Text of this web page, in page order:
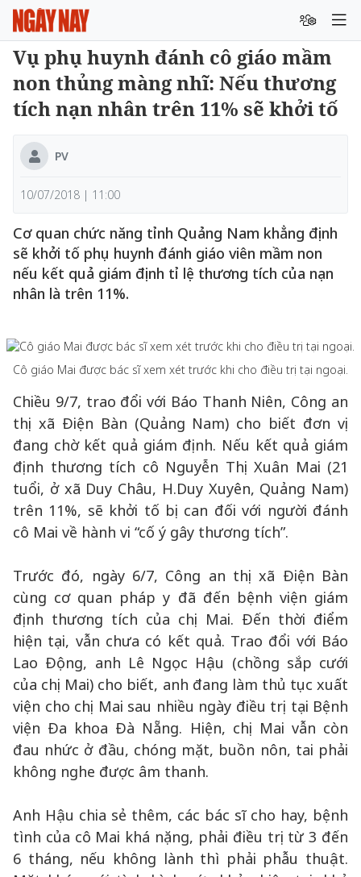
Vụ phụ huynh đánh cô giáo mầm
non thủng màng nhĩ: Nếu thương
tích nạn nhân trên 11% sẽ khởi tố
PV
10/07/2018 | 11:00
Cơ quan chức năng tỉnh Quảng Nam khẳng định
sẽ khởi tố phụ huynh đánh giáo viên mầm non
nếu kết quả giám định tỉ lệ thương tích của nạn
nhân là trên 11%.
Cô giáo Mai được bác sĩ xem xét trước khi cho điều trị tại ngoại.
Chiều 9/7, trao đổi với Báo Thanh Niên, Công an
thị xã Điện Bàn (Quảng Nam) cho biết đơn vị
đang chờ kết quả giám định. Nếu kết quả giám
định thương tích cô Nguyễn Thị Xuân Mai (21
tuổi, ở xã Duy Châu, H.Duy Xuyên, Quảng Nam)
trên 11%, sẽ khởi tố bị can đối với người đánh
cô Mai về hành vi “cố ý gây thương tích”.
Trước đó, ngày 6/7, Công an thị xã Điện Bàn
cùng cơ quan pháp y đã đến bệnh viện giám
định thương tích của chị Mai. Đến thời điểm
hiện tại, vẫn chưa có kết quả. Trao đổi với Báo
Lao Động, anh Lê Ngọc Hậu (chồng sắp cưới
của chị Mai) cho biết, anh đang làm thủ tục xuất
viện cho chị Mai sau nhiều ngày điều trị tại Bệnh
viện Đa khoa Đà Nẵng. Hiện, chị Mai vẫn còn
đau nhức ở đầu, chóng mặt, buồn nôn, tai phải
không nghe được âm thanh.
Anh Hậu chia sẻ thêm, các bác sĩ cho hay, bệnh
tình của cô Mai khá nặng, phải điều trị từ 3 đến
6 tháng, nếu không lành thì phải phẫu thuật.